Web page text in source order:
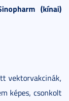
(kínai)
vektorvakcinák,
képes, csonkolt